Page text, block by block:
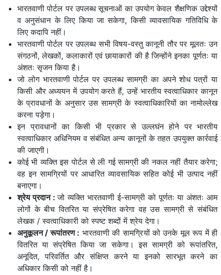
भारतवाणी पोर्टल पर उपलब्ध सूचनाओं का उपयोग केवल शैक्षणिक उद्देश्यों
व अनुसंधान के लिए किया जा सकेगा, किसी व्यावसायिक गतिविधि के
लिए कदापि नहीं।
भारतवाणी पोर्टल पर उपलब्ध सभी विषय-वस्तु कानूनी तौर पर मूलतः उन
संगठनों, लेखकों, कलाकारों एवं छायाकारों की है जिन्होंने इनका पूर्णतः या
अंशतः सृजन किया है।
जो लोग भारतवाणी पोर्टल पर उपलब्ध सामग्री का अपने शोध पत्रों या
किसी और अध्ययन में उपयोग करते हैं, उन्हें भारतीय स्वत्वाधिकार कानून
के प्रावधानों के अनुसार उस सामग्री के स्वत्वाधिकारियों का नामोल्लेख
करना पड़ेगा।
इन प्रावधानों का किसी भी प्रकार से उल्लघंन होने पर भारतीय
स्वत्वाधिकार अधिनियम व संबंधित अन्य कानूनों के तहत उपयुक्त कार्रवाई
की जाएगी।
कोई भी व्यक्ति इस पोर्टल से ली गई सामग्री की नकल नहीं तैयार करेगा;
वह इन सामग्रियों पर आधारित व्यावसायिक सहित कोई भी उत्पाद नहीं
बनाएगा।
श्रेय प्रदान:जो व्यक्ति भारतवाणी ई-सामग्री को पूर्णतः या अंशतः आम
लोगों के बीच वितरित या संप्रेषित करेगा वह उस सामग्री से संबंधित
लेखक / स्वत्वाधिकारी को स्पष्ट शब्दों में श्रेय देगा।
अनुकूलन / रूपांतरण : भारतवाणी की सामग्रियों को उनके मूल रूप में ही
वितरित या संप्रेषित किया जा सकेगा। इस सामग्री को रूपांतरित,
अनूदित, परिवर्तित और संक्षिप्त करने या इनको सारभूत करने का
अधिकार किसी को नहीं है।